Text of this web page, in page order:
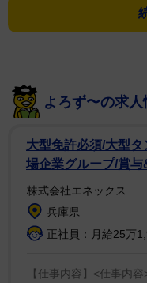
理事の中谷さんは「ド
ら、4月の土日は前年
海道、九州、四国から
語る。
小谷城の目前にあり
学ツアーも申込が殺
ら豊臣兄弟ゆかりの
をはじめ、竹田城、
集めそうだ。
よろず〜の求人
大型免許必須/大型
場企業グループ/賞
株式会社エネックス
兵庫県
正社員：月給25万
【仕事内容】<仕事内